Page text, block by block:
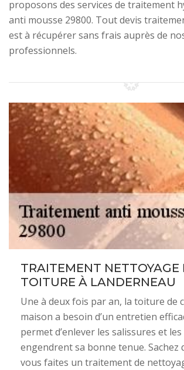
proposons des services de traitement
anti mousse 29800. Tout devis
est à récupérer sans frais auprès de
professionnels.
TRAITEMENT NETTOYAGE
TOITURE À LANDERNEAU
Une à deux fois par an, la toiture de
maison a besoin d’un entretien
permet d’enlever les salissures et
engendrent sa bonne tenue. Sachez
vous faites un traitement de